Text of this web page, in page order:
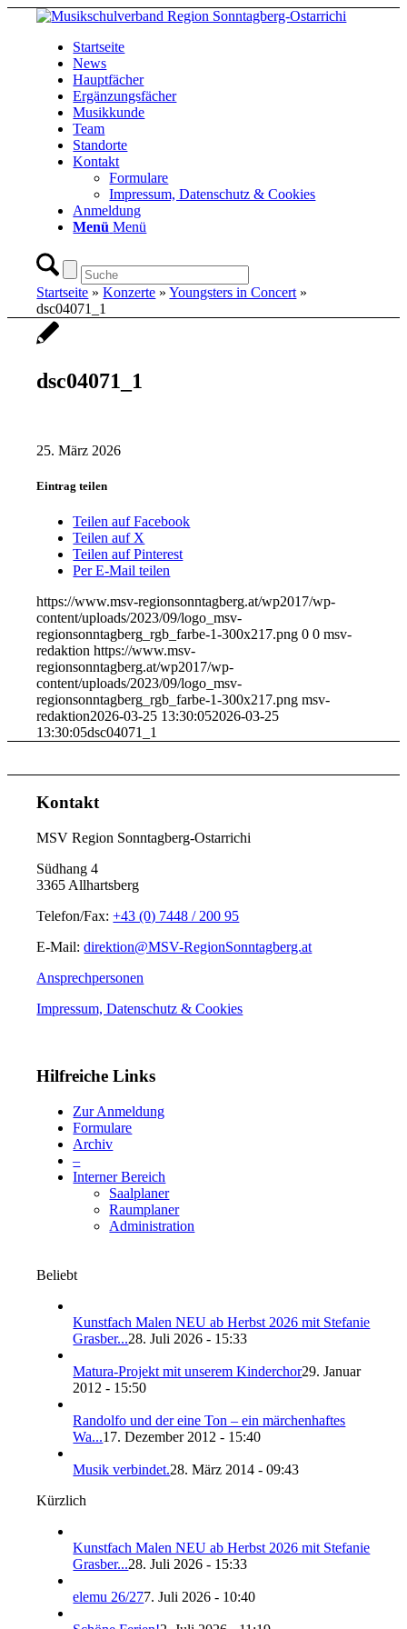
Startseite
News
Hauptfächer
Ergänzungsfächer
Musikkunde
Team
Standorte
Kontakt
Formulare
Impressum, Datenschutz & Cookies
Anmeldung
Menü Menü
Startseite »Konzerte »Youngsters in Concert »
dsc04071_1
dsc04071_1
25. März 2026
Eintrag teilen
Teilen auf Facebook
Teilen auf X
Teilen auf Pinterest
Per E-Mail teilen
https://www.msv-regionsonntagberg.at/wp2017/wp-
content/uploads/2023/09/logo_msv-
regionsonntagberg_rgb_farbe-1-300x217.png 0 0 msv-
redaktion https://www.msv-
regionsonntagberg.at/wp2017/wp-
content/uploads/2023/09/logo_msv-
regionsonntagberg_rgb_farbe-1-300x217.png msv-
redaktion2026-03-25 13:30:052026-03-25
13:30:05dsc04071_1
Kontakt
MSV Region Sonntagberg-Ostarrichi
Südhang 4
3365 Allhartsberg
Telefon/Fax:+43 (0) 7448 / 200 95
E-Mail:direktion@MSV-RegionSonntagberg.at
Ansprechpersonen
Impressum, Datenschutz & Cookies
Hilfreiche Links
Zur Anmeldung
Formulare
Archiv
–
Interner Bereich
Saalplaner
Raumplaner
Administration
Beliebt
Kunstfach Malen NEU ab Herbst 2026 mit Stefanie
Grasber...28. Juli 2026 - 15:33
Matura-Projekt mit unserem Kinderchor29. Januar
2012 - 15:50
Randolfo und der eine Ton – ein märchenhaftes
Wa...17. Dezember 2012 - 15:40
Musik verbindet.28. März 2014 - 09:43
Kürzlich
Kunstfach Malen NEU ab Herbst 2026 mit Stefanie
Grasber...28. Juli 2026 - 15:33
elemu 26/277. Juli 2026 - 10:40